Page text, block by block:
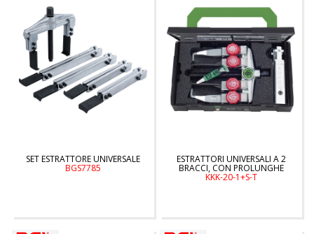
SET ESTRATTORE UNIVERSALE
BGS7785
ESTRATTORI UNIVERSALI A 2
BRACCI, CON PROLUNGHE
KKK-20-1+S-T